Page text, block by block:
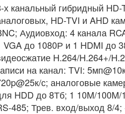
х канальный гибридный HD-
HD-TVI и AHD
Аудиовход: 4 канала
VGA до 1080Р и 1 HDMI до
H.264/H.264+/
на канал: TVI:
с; аналоговые
HDD до 8Тб; 1 10M/
485; Трев. вход/выход 8/